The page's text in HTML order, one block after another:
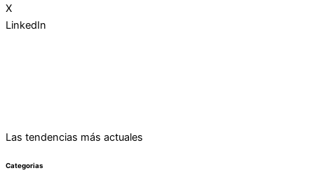
X
LinkedIn
Las tendencias más actuales
Categorias